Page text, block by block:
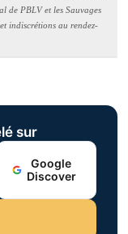
de PBLV et les Sauvages
indiscrétions au rendez-
sur
Google
Discover